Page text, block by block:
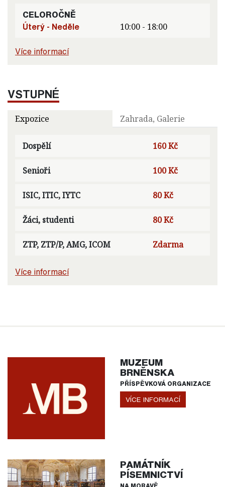
CELOROČNĚ
Úterý - Neděle
10:00 - 18:00
Více informací
VSTUPNÉ
Expozice Zahrada, Galerie
Dospělí 160 Kč
Senioři 100 Kč
ISIC, ITIC, IYTC 80 Kč
Žáci, studenti 80 Kč
ZTP, ZTP/P, AMG, ICOM Zdarma
Více informací
MUZEUM
BRNĚNSKA
PŘÍSPĚVKOVÁ ORGANIZACE
VÍCE INFORMACÍ
PAMÁTNÍK
PÍSEMNICTVÍ